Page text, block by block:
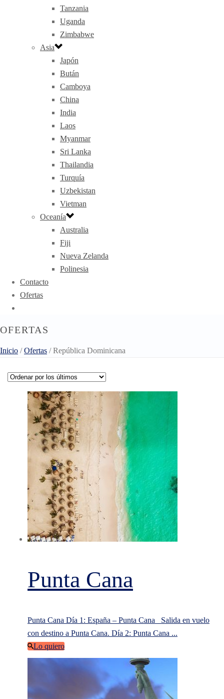
Tanzania
Uganda
Zimbabwe
Asia
Japón
Bután
Camboya
China
India
Laos
Myanmar
Sri Lanka
Thailandia
Turquía
Uzbekistan
Vietman
Oceanía
Australia
Fiji
Nueva Zelanda
Polinesia
Contacto
Ofertas
OFERTAS
Inicio /Ofertas /República Dominicana
Punta Cana
Punta Cana Día 1: España – Punta Cana Salida en vuelo
con destino a Punta Cana. Día 2: Punta Cana ...
Lo quiero